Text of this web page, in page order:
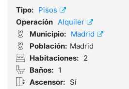
Tipo: Pisos
Operación Alquiler
Municipio: Madrid
Población: Madrid
Habitaciones: 2
Baños: 1
Ascensor: Sí